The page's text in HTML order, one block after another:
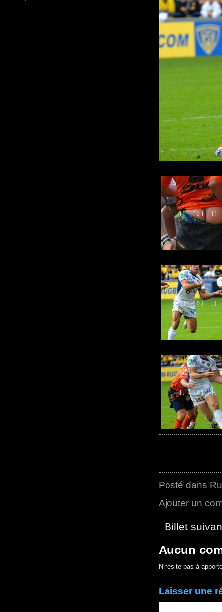
Posté dans
Ajouter un
Billet
Aucun
N'hésite pas à
Laisser une